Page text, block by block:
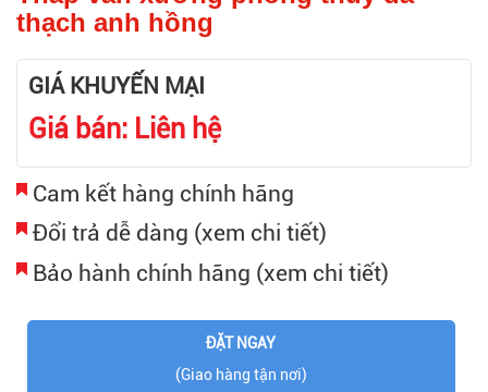
thạch anh hồng
GIÁ KHUYẾN MẠI
Giá bán: Liên hệ
Cam kết hàng chính hãng
Đổi trả dễ dàng (xem chi tiết)
Bảo hành chính hãng (xem chi tiết)
ĐẶT NGAY
(Giao hàng tận nơi)